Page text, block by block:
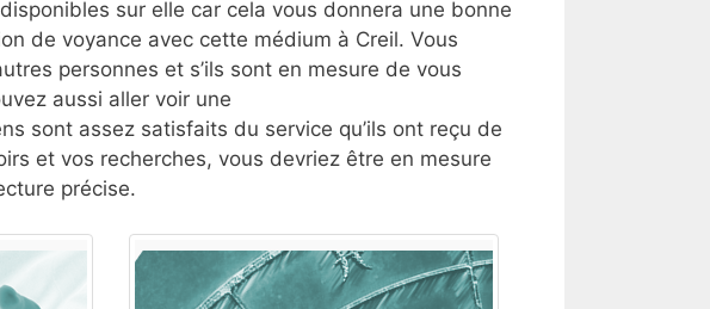
sur elle car cela vous donnera une bonne
de voyance avec cette médium à Creil. Vous
personnes et s’ils sont en mesure de vous
aussi aller voir une
sont assez satisfaits du service qu’ils ont reçu de
et vos recherches, vous devriez être en mesure
précise.